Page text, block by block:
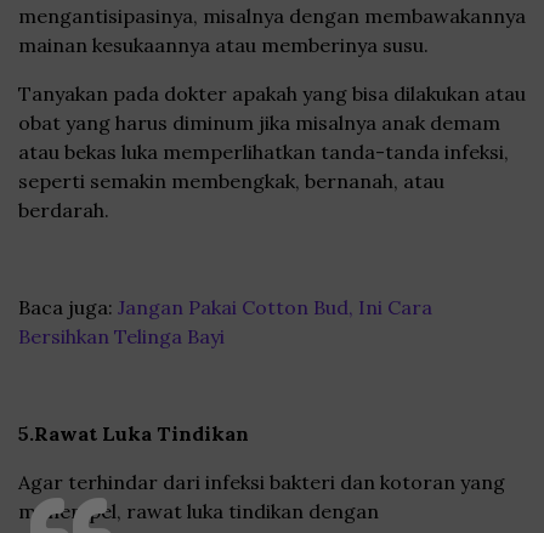
mengantisipasinya, misalnya dengan membawakannya
mainan kesukaannya atau memberinya susu.
Tanyakan pada dokter apakah yang bisa dilakukan atau
obat yang harus diminum jika misalnya anak demam
atau bekas luka memperlihatkan tanda-tanda infeksi,
seperti semakin membengkak, bernanah, atau
berdarah.
Baca juga: Jangan Pakai Cotton Bud, Ini Cara
Bersihkan Telinga Bayi
5.Rawat Luka Tindikan
Agar terhindar dari infeksi bakteri dan kotoran yang
menempel, rawat luka tindikan dengan